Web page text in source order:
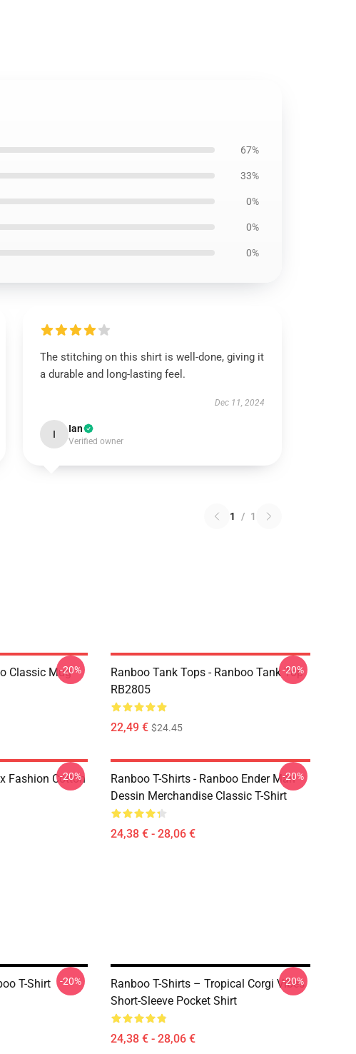
67%
33%
0%
0%
0%
The stitching on this shirt is well-done, giving it
a durable and long-lasting feel.
Dec 11, 2024
I Ian
Verified owner
1 / 1
Classic Mug-20%
Ranboo Tank Tops - Ranboo Tank Top
RB2805
22,49 € $24.45
-20%
Fashion Cotton
-20%
Ranboo T-Shirts - Ranboo Ender Man
Dessin Merchandise Classic T-Shirt
24,38 € - 28,06 €
-20%
T-Shirt
-20%
Ranboo T-Shirts – Tropical Corgi Vibes
Short-Sleeve Pocket Shirt
24,38 € - 28,06 €
-20%